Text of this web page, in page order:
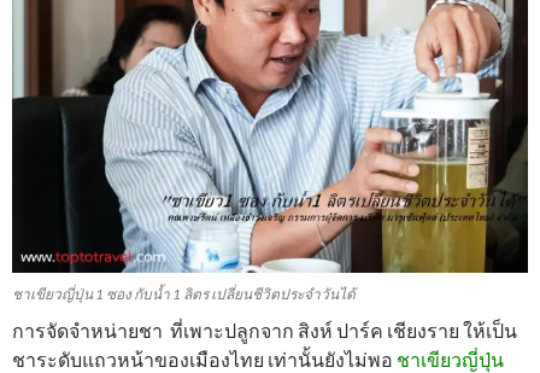
ชาเขียวญี่ปุ่น 1 ซอง กับน้ำ 1 ลิตร เปลี่ยนชีวิตประจำวันได้
การจัดจำหน่ายชา ที่เพาะปลูกจาก สิงห์ ปาร์ค เชียงราย ให้เป็น
ชาระดับแถวหน้าของเมืองไทย เท่านั้นยังไม่พอ ชาเขียวญี่ปุ่น